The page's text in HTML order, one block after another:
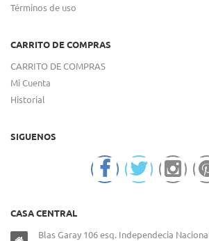
Términos de uso
CARRITO DE COMPRAS
CARRITO DE COMPRAS
Mi Cuenta
Historial
SIGUENOS
CASA CENTRAL
Blas Garay 106 esq. Independecia